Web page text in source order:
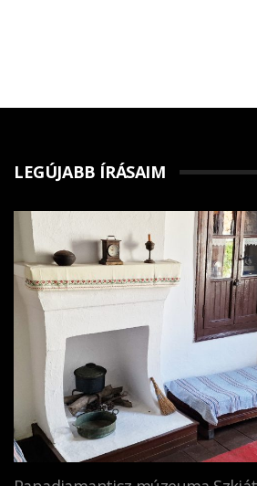
LEGÚJABB ÍRÁSAIM